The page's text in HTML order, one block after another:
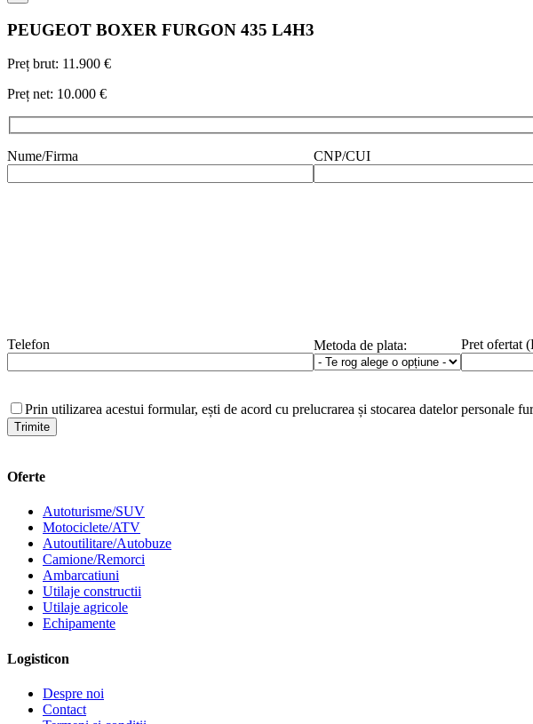
PEUGEOT BOXER FURGON 435 L4H3
Preț brut: 11.900 €
Preț net: 10.000 €
Nume/Firma CNP/CUI
Telefon Metoda de plata: Pret ofertat
Prin utilizarea acestui formular, ești de acord cu prelucrarea și stocarea datelor personale
Oferte
Autoturisme/SUV
Motociclete/ATV
Autoutilitare/Autobuze
Camione/Remorci
Ambarcatiuni
Utilaje constructii
Utilaje agricole
Echipamente
Logisticon
Despre noi
Contact